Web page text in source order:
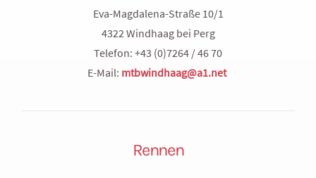
Eva-Magdalena-Straße 10/1
4322 Windhaag bei Perg
Telefon: +43 (0)7264 / 46 70
E-Mail: mtbwindhaag@a1.net
Rennen